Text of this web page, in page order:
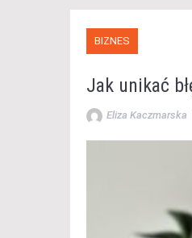
BIZNES
Jak unikać
Eliza Kaczmarska